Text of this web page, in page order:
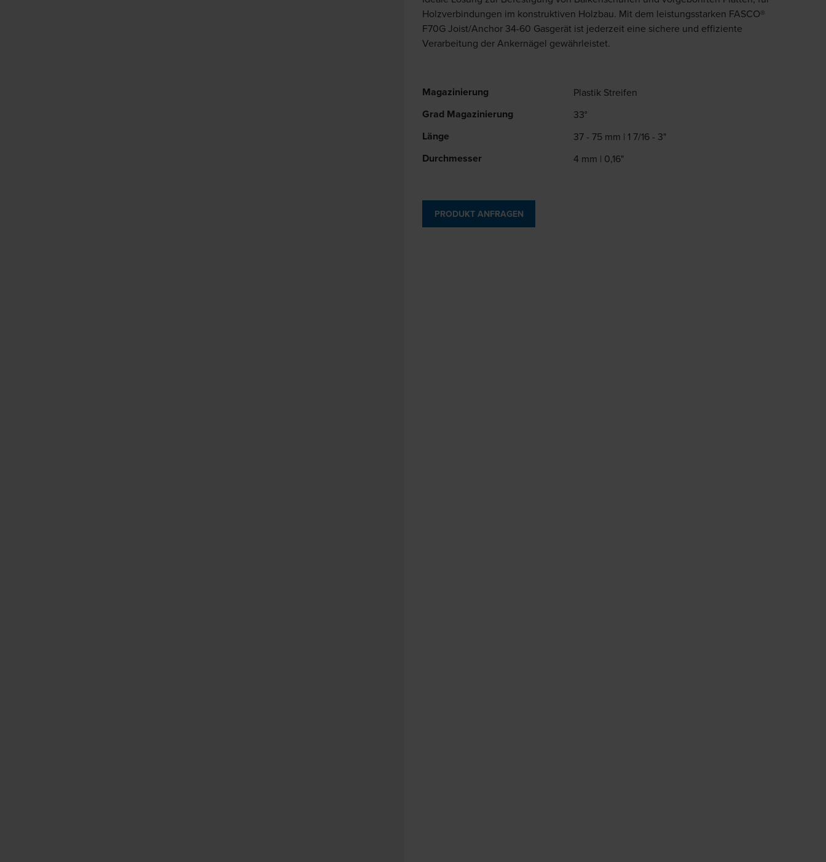
Holzverbindungen im konstruktiven Holzbau. Mit dem leistungsstarken FASCO®
F70G Joist/Anchor 34-60 Gasgerät ist jederzeit eine sichere und effiziente
Verarbeitung der Ankernägel gewährleistet.
Magazinierung Plastik Streifen
Grad Magazinierung 33°
Länge 37 - 75 mm | 1 7/16 - 3"
Durchmesser 4 mm | 0,16"
PRODUKT ANFRAGEN